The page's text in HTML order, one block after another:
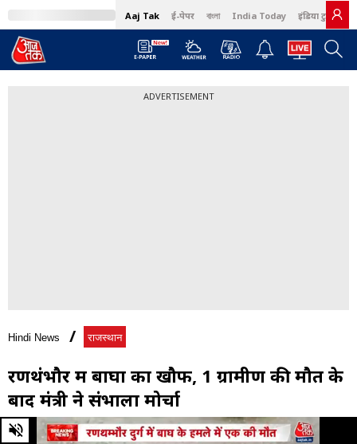
Aaj Tak ई-पेपर বাংলা India Today इंडिया टुडे हिंदी
ADVERTISEMENT
Hindi News राजस्थान
रणथंभौर में बाघों का खौफ, 1 ग्रामीण की मौत के
बाद मंत्री ने संभाला मोर्चा
0
of